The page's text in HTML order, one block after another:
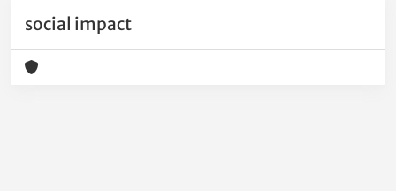
social impact